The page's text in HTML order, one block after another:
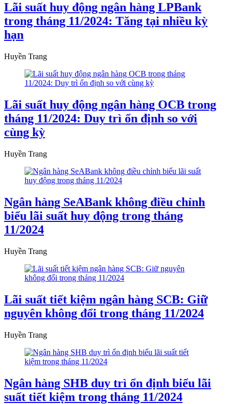
Lãi suất huy động ngân hàng LPBank
trong tháng 11/2024: Tăng tại nhiều kỳ
hạn
Huyền Trang
Lãi suất huy động ngân hàng OCB trong
tháng 11/2024: Duy trì ổn định so với
cùng kỳ
Huyền Trang
Ngân hàng SeABank không điều chỉnh
biểu lãi suất huy động trong tháng
11/2024
Huyền Trang
Lãi suất tiết kiệm ngân hàng SCB: Giữ
nguyên không đổi trong tháng 11/2024
Huyền Trang
Ngân hàng SHB duy trì ổn định biểu lãi
suất tiết kiệm trong tháng 11/2024